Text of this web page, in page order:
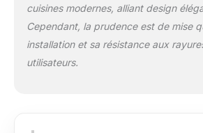
cuisines modernes, alliant design
Cependant, la prudence est de mise
installation et sa résistance aux
utilisateurs.